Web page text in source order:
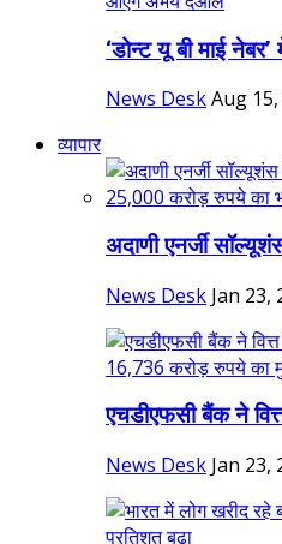
‘डोन्ट यू बी माई
News DeskAug
व्यापार
अदाणी एनर्जी
News Desk Jan 23,
एचडीएफसी बैंक ने
News Desk Jan 23,